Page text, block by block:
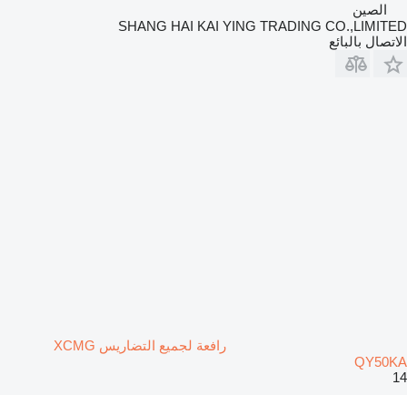
الصين
SHANG HAI KAI YING TRADING CO.,LIMITED
الاتصال بالبائع
رافعة لجميع التضاريس XCMG
QY50KA
14